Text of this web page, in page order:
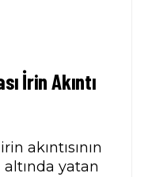
İrin Akıntı
akıntısının
yatan